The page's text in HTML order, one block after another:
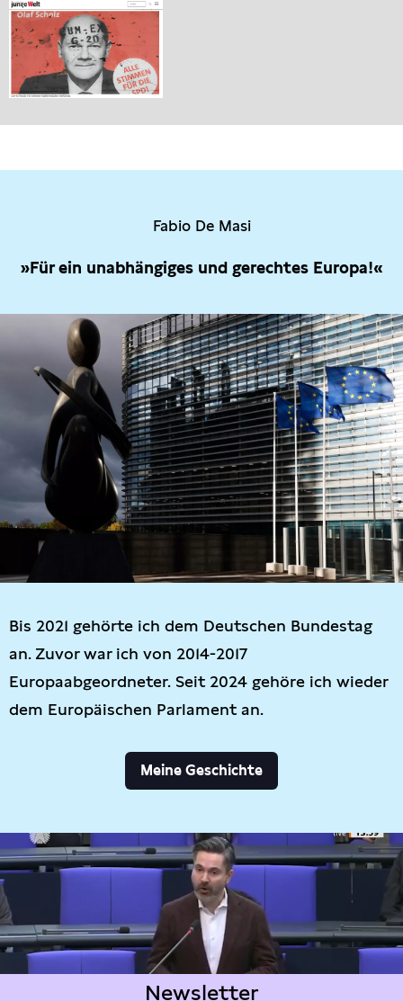
Fabio De Masi
»Für ein unabhängiges und gerechtes Europa!«
Bis 2021 gehörte ich dem Deutschen Bundestag
an. Zuvor war ich von 2014-2017
Europaabgeordneter. Seit 2024 gehöre ich wieder
dem Europäischen Parlament an.
Meine Geschichte
Newsletter